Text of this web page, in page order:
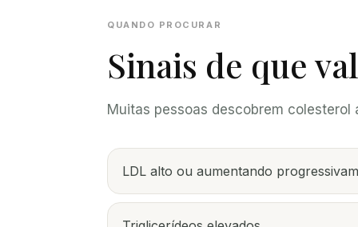
QUANDO PROCURAR
Sinais de que
Muitas pessoas descobrem
LDL alto ou aumentando